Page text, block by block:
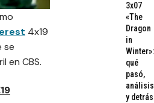
4x19
se
en CBS.
3x07
«The
Dragon
in
Winter»:
qué
pasó,
análisis
y detrás